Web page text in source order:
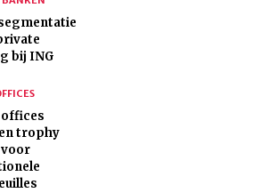
bij ING
offices
trophy
voor